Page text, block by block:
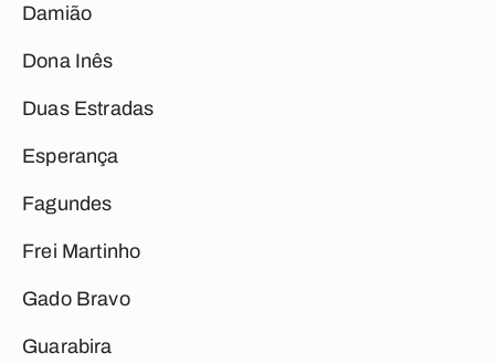
Damião
Dona Inês
Duas Estradas
Esperança
Fagundes
Frei Martinho
Gado Bravo
Guarabira